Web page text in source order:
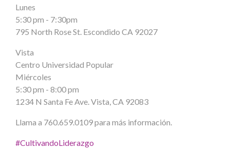
Lunes
5:30 pm - 7:30pm
795 North Rose St. Escondido CA 92027
Vista
Centro Universidad Popular
Miércoles
5:30 pm - 8:00 pm
1234 N Santa Fe Ave. Vista, CA 92083
Llama a 760.659.0109 para más información.
#CultivandoLiderazgo